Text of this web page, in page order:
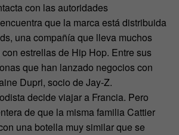
con las autoridades
que la marca está distribuida
una compañía que lleva muchos
estrellas de Hip Hop. Entre sus
que han lanzado negocios con
Dupri, socio de Jay-Z.
decide viajar a Francia. Pero
de que la misma familia Cattier
una botella muy similar que se